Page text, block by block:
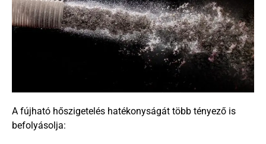
A fújható hőszigetelés hatékonyságát több tényező is
befolyásolja: